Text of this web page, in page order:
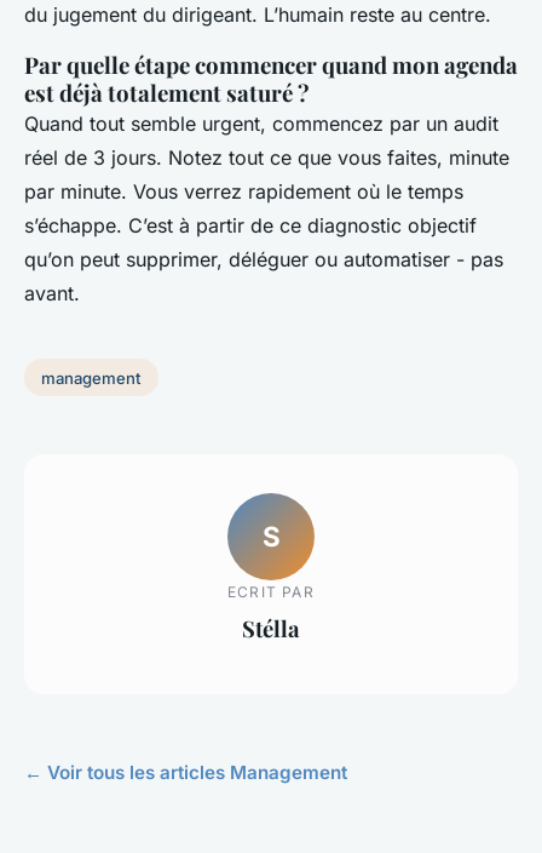
du jugement du dirigeant. L’humain reste au centre.
Par quelle étape commencer quand mon agenda
est déjà totalement saturé ?
Quand tout semble urgent, commencez par un audit
réel de 3 jours. Notez tout ce que vous faites, minute
par minute. Vous verrez rapidement où le temps
s’échappe. C’est à partir de ce diagnostic objectif
qu’on peut supprimer, déléguer ou automatiser - pas
avant.
management
S
ECRIT PAR
Stélla
← Voir tous les articles Management